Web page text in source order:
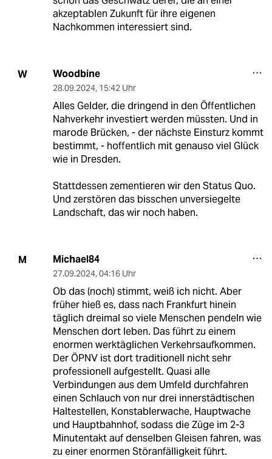
akzeptablen Zukunft für ihre eigenen
Nachkommen interessiert sind.
W Woodbine
28.09.2024, 15:42 Uhr
Alles Gelder, die dringend in den Öffentlichen
Nahverkehr investiert werden müssten. Und in
marode Brücken, - der nächste Einsturz kommt
bestimmt, - hoffentlich mit genauso viel Glück
wie in Dresden.
Stattdessen zementieren wir den Status Quo.
Und zerstören das bisschen unversiegelte
Landschaft, das wir noch haben.
M Michael84
27.09.2024, 04:16 Uhr
Ob das (noch) stimmt, weiß ich nicht. Aber
früher hieß es, dass nach Frankfurt hinein
täglich dreimal so viele Menschen pendeln wie
Menschen dort leben. Das führt zu einem
enormen werktäglichen Verkehrsaufkommen.
Der ÖPNV ist dort traditionell nicht sehr
professionell aufgestellt. Quasi alle
Verbindungen aus dem Umfeld durchfahren
einen Schlauch von nur drei innerstädtischen
Haltestellen, Konstablerwache, Hauptwache
und Hauptbahnhof, sodass die Züge im 2-3
Minutentakt auf denselben Gleisen fahren, was
zu einer enormen Störanfälligkeit führt.